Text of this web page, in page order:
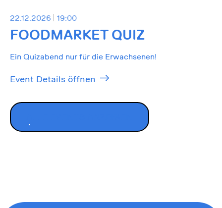
22.12.2026 19:00
FOODMARKET QUIZ
Ein Quizabend nur für die Erwachsenen!
Event Details öffnen